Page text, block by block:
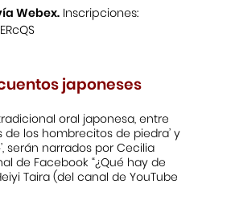
Webex.Inscripciones:
japoneses
oral japonesa, entre
de los hombrecitos de piedra’ y
serán narrados por Cecilia
de Facebook “¿Qué hay de
Taira (del canal de YouTube